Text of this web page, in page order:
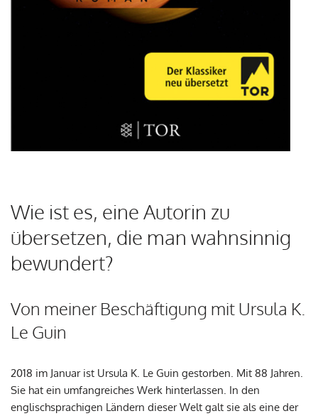
Wie ist es, eine Autorin zu
übersetzen, die man wahnsinnig
bewundert?
Von meiner Beschäftigung mit Ursula K.
Le Guin
2018 im Januar ist Ursula K. Le Guin gestorben. Mit 88 Jahren.
Sie hat ein umfangreiches Werk hinterlassen. In den
englischsprachigen Ländern dieser Welt galt sie als eine der